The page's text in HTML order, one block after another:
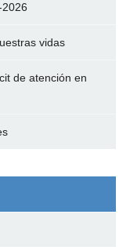
vidas
de atención en